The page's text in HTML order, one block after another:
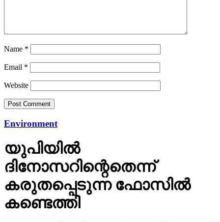
Name *
Email *
Website
Environment
യുപിയില്‍
ദിനോസറിന്റെതെന്ന്
കരുതപ്പെടുന്ന ഫോസില്‍
കണ്ടെത്തി